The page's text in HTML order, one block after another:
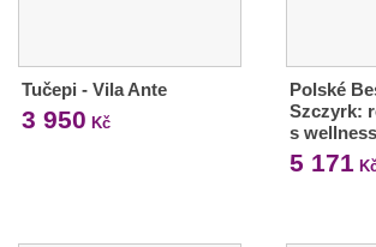
Tučepi - Vila Ante
3 950 Kč
Polské
Szczyrk:
s
5 171